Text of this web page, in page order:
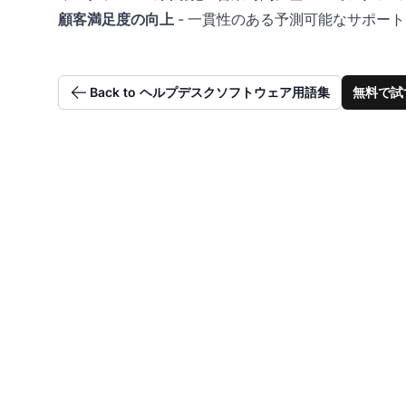
顧客満足度の向上 - 一貫性のある予測可能なサポー
Back to ヘルプデスクソフトウェア用語集 無料で試